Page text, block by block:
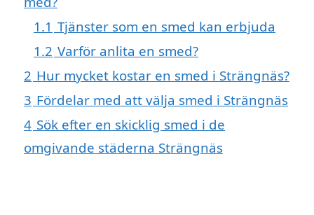
1.1 Tjänster som en smed kan erbjuda
1.2 Varför anlita en smed?
2 Hur mycket kostar en smed i Strängnäs?
3 Fördelar med att välja smed i Strängnäs
4 Sök efter en skicklig smed i de
omgivande städerna Strängnäs